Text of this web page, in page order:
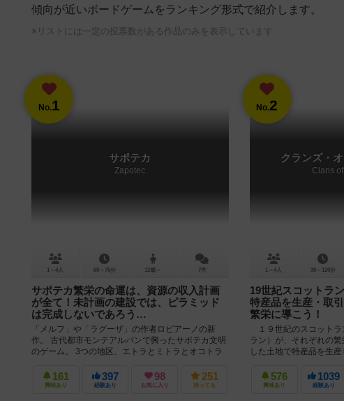
傾向が近いボードゲームをランキング形式で紹介します。
※リストには一定の投票数がある作品のみを表示しています
No.1
サポテカ
Zapotec
1～4人 60～75分 12歳～ 7件
サポテカ繁栄の命運は、資源の収入計画
が全て！未計画の建設では、ピラミッド
は完成しないであろう…
「メルフ」や「ラグーザ」の作者ロピアーノの新
作。 古代都市モンテアルバンで興ったサポテカ文明
のゲーム。 3つの地区、エトラとミトラとオコトラ
161
興味あり
397
経験あり
98
お気に入り
251
持ってる
No.2
クランズ・
Clans
1～4人 30～120分
19世紀スコットラ
特産品を生産・取
繁栄に導こう！
１９世紀のスコットラ
ラン）が、それぞれの
した土地で特産品を生
576
興味あり
1039
経験あり